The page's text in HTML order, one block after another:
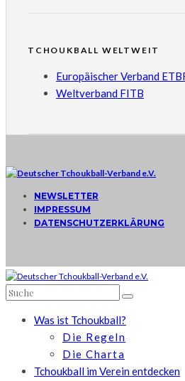
TCHOUKBALL WELTWEIT
Europäischer Verband
Weltverband FITB
NEWSLETTER
IMPRESSUM
DATENSCHUTZERKLÄRUNG
Was ist Tchoukball?
Die Regeln
Die Charta
Tchoukball im Verein entdecken